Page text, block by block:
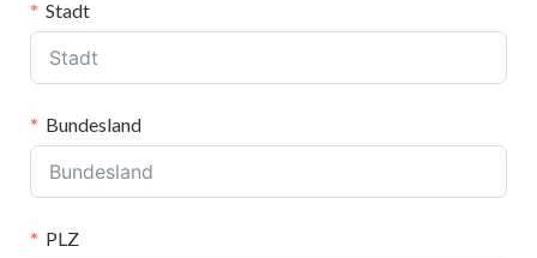
Stadt
Bundesland
PLZ